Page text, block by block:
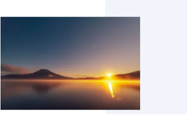
地場産材×風景に溶け込む
デザイン
TRAVEL 2022.4.26
ジャパニーズウイスキー
にしたい見学できる施設
①
TRAVEL 2026.3.22